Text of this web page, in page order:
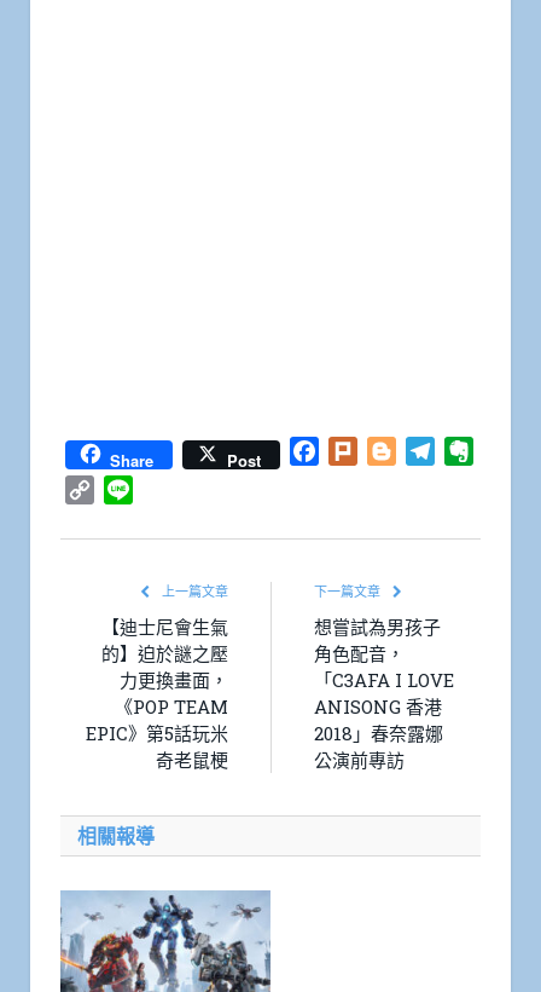
Share Post Facebook
Plurk BloggerTelegram
Copy
上一篇文章
【迪士尼會生氣
的】迫於謎之壓
力更換畫面，
《POP TEAM
EPIC》第5話玩米
奇老鼠梗
下一篇文章
想嘗試為男孩子
角色配音，
「C3AFA I LOVE
ANISONG 香港
2018」春奈露娜
公演前專訪
相關報導